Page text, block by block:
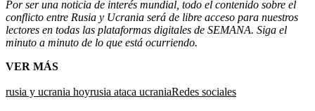
Por ser una noticia de interés mundial, todo el contenido sobre el
conflicto entre Rusia y Ucrania será de libre acceso para nuestros
lectores en todas las plataformas digitales de SEMANA. Siga el
minuto a minuto de lo que está ocurriendo.
VER MÁS
rusia y ucrania hoyrusia ataca ucraniaRedes sociales